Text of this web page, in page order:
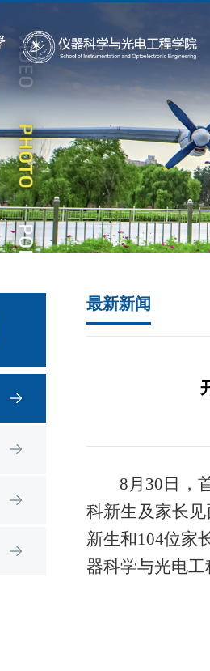
最新新闻
8月30日，
科新生及家长
新生和104位家
器科学与光电工